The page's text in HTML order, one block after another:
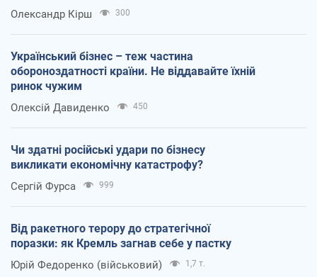
Олександр Кірш 300
Український бізнес – теж частина
обороноздатності країни. Не віддавайте їхній
ринок чужим
Олексій Давиденко 450
Чи здатні російські удари по бізнесу
викликати економічну катастрофу?
Сергій Фурса 999
Від ракетного терору до стратегічної
поразки: як Кремль загнав себе у пастку
Юрій Федоренко (військовий) 1,7 т.